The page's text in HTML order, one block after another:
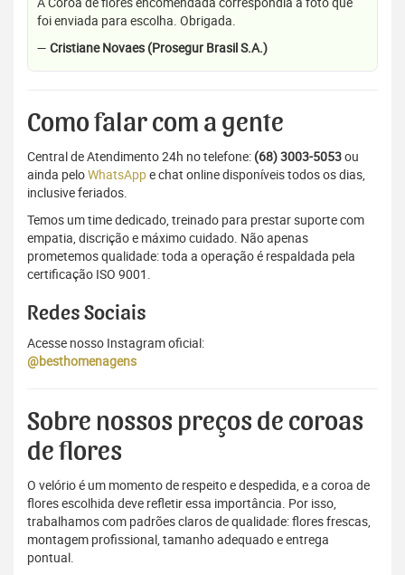
foi enviada para escolha. Obrigada.
— Cristiane Novaes (Prosegur Brasil S.A.)
Como falar com a gente
Central de Atendimento 24h no telefone: (68) 3003-5053ou
ainda peloWhatsAppe chat online disponíveis todos os dias,
inclusive feriados.
Temos um time dedicado, treinado para prestar suporte com
empatia, discrição e máximo cuidado. Não apenas
prometemos qualidade: toda a operação é respaldada pela
certificação ISO 9001.
Redes Sociais
Acesse nosso Instagram oficial:
@besthomenagens
Sobre nossos preços de coroas
de flores
O velório é um momento de respeito e despedida, e a coroa de
flores escolhida deve refletir essa importância. Por isso,
trabalhamos com padrões claros de qualidade: flores frescas,
montagem profissional, tamanho adequado e entrega
pontual.